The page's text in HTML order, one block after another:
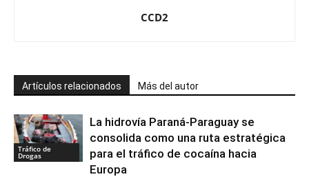
CCD2
Artículos relacionados Más del autor
Tráfico de
Drogas
La hidrovía Paraná-Paraguay se
consolida como una ruta estratégica
para el tráfico de cocaína hacia
Europa